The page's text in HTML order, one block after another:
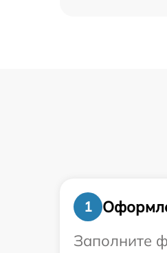
1
Заполните